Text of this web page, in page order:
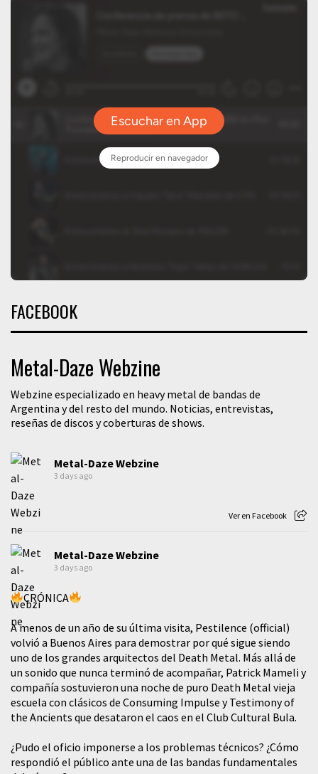
FACEBOOK
Metal-Daze Webzine
Webzine especializado en heavy metal de bandas de
Argentina y del resto del mundo. Noticias, entrevistas,
reseñas de discos y coberturas de shows.
Metal-Daze Webzine
3 days ago
Ver en Facebook
Metal-Daze Webzine
3 days ago
CRÓNICA
A menos de un año de su última visita, Pestilence (official)
volvió a Buenos Aires para demostrar por qué sigue siendo
uno de los grandes arquitectos del Death Metal. Más allá de
un sonido que nunca terminó de acompañar, Patrick Mameli y
compañía sostuvieron una noche de puro Death Metal vieja
escuela con clásicos de Consuming Impulse y Testimony of
the Ancients que desataron el caos en el Club Cultural Bula.
¿Pudo el oficio imponerse a los problemas técnicos? ¿Cómo
respondió el público ante una de las bandas fundamentales